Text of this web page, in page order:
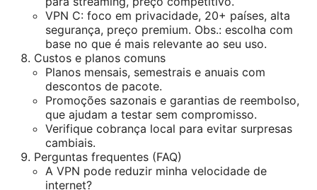
VPN C: foco em privacidade, 20+ países, alta
segurança, preço premium. Obs.: escolha com
base no que é mais relevante ao seu uso.
Custos e planos comuns
Planos mensais, semestrais e anuais com
descontos de pacote.
Promoções sazonais e garantias de reembolso,
que ajudam a testar sem compromisso.
Verifique cobrança local para evitar surpresas
cambiais.
Perguntas frequentes (FAQ)
A VPN pode reduzir minha velocidade de
internet?